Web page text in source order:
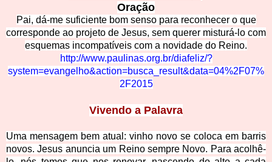
Oração
Pai, dá-me suficiente bom senso para reconhecer o que
corresponde ao projeto de Jesus, sem querer misturá-lo com
esquemas incompatíveis com a novidade do Reino.
http://www.paulinas.org.br/diafeliz/?
system=evangelho&action=busca_result&data=04%2F07%
2F2015
Vivendo a Palavra
Uma mensagem bem atual: vinho novo se coloca em barris
novos. Jesus anuncia um Reino sempre Novo. Para acolhê-